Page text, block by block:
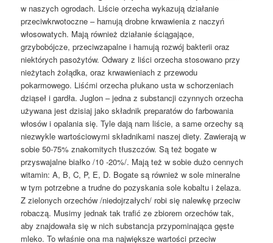
w naszych ogrodach. Liście orzecha wykazują działanie
przeciwkrwotoczne – hamują drobne krwawienia z naczyń
włosowatych. Mają również działanie ściągające,
grzybobójcze, przeciwzapalne i hamują rozwój bakterii oraz
niektórych pasożytów. Odwary z liści orzecha stosowano przy
nieżytach żołądka, oraz krwawieniach z przewodu
pokarmowego. Liśćmi orzecha płukano usta w schorzeniach
dziąseł i gardła. Juglon – jedna z substancji czynnych orzecha
używana jest dzisiaj jako składnik preparatów do farbowania
włosów i opalania się. Tyle dają nam liście, a same orzechy są
niezwykle wartościowymi składnikami naszej diety. Zawierają w
sobie 50-75% znakomitych tłuszczów. Są też bogate w
przyswajalne białko /10 -20%/. Mają też w sobie dużo cennych
witamin: A, B, C, P, E, D. Bogate są również w sole mineralne
w tym potrzebne a trudne do pozyskania sole kobaltu i żelaza.
Z zielonych orzechów /niedojrzałych/ robi się nalewkę przeciw
robaczą. Musimy jednak tak trafić ze zbiorem orzechów tak,
aby znajdowała się w nich substancja przypominająca gęste
mleko. To właśnie ona ma największe wartości przeciw